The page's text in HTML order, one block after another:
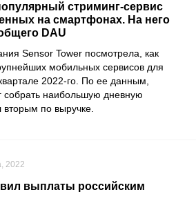
стриминг-сервис
на смартфонах. На него
DAU
Sensor Tower посмотрела, как
мобильных сервисов для
2022-го. По ее данным,
собрать наибольшую дневную
вторым по выручке.
2022
выплаты российским